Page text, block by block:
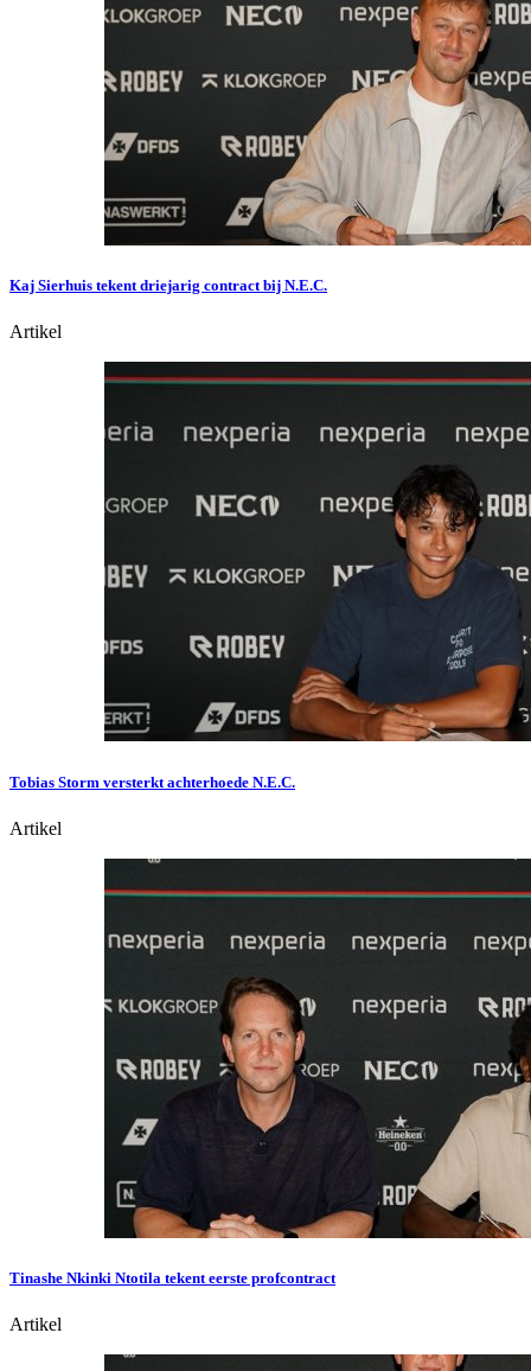
Kaj Sierhuis tekent driejarig contract bij N.E.C.
Artikel
Tobias Storm versterkt achterhoede N.E.C.
Artikel
Tinashe Nkinki Ntotila tekent eerste profcontract
Artikel